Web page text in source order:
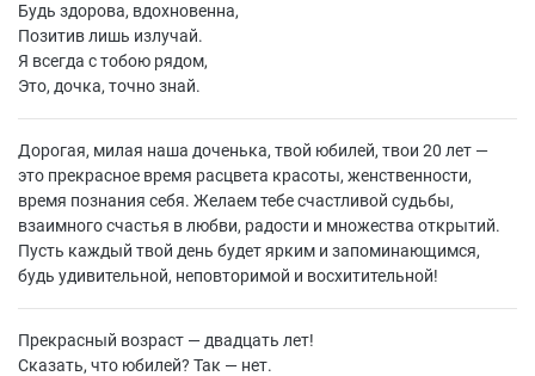
Будь здорова, вдохновенна,
Позитив лишь излучай.
Я всегда с тобою рядом,
Это, дочка, точно знай.
Дорогая, милая наша доченька, твой юбилей, твои 20 лет —
это прекрасное время расцвета красоты, женственности,
время познания себя. Желаем тебе счастливой судьбы,
взаимного счастья в любви, радости и множества открытий.
Пусть каждый твой день будет ярким и запоминающимся,
будь удивительной, неповторимой и восхитительной!
Прекрасный возраст — двадцать лет!
Сказать, что юбилей? Так — нет.